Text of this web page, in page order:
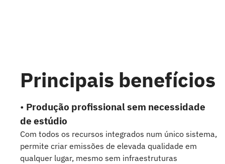
Principais benefícios
• Produção profissional sem necessidade
de estúdio
Com todos os recursos integrados num único sistema,
permite criar emissões de elevada qualidade em
qualquer lugar, mesmo sem infraestruturas